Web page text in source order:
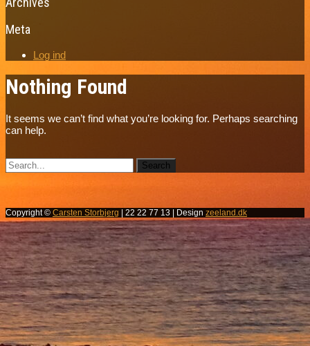
Meta
Log ind
Nothing Found
It seems we can’t find what you’re looking for. Perhaps searching
can help.
Copyright © Carsten Storbjerg | 22 22 77 13 | Design zeeland.dk